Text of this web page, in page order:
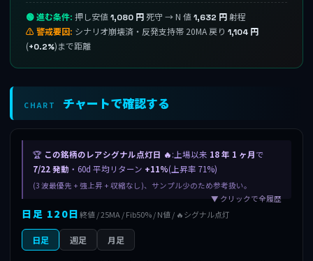
🟢 進む条件: 押し安値1,080 円 死守 → N 値1,632 円 射程
⚠ 警戒要因: シナリオ崩壊済・反発支持帯 20MA 戻り 1,104 円
(+0.2%)まで距離
CHART チャートで確認する
🏆 この銘柄のレアシグナル点灯日 🔥:上場以来 18 年 1 ヶ月で
7/22 発動 ・60d 平均リターン +11%(上昇率 71%)
(3 波最優先 + 強上昇 + 収縮なし)、サンプル少のため参考扱い。
▼ クリックで全履歴
日足 120日終値 / 25MA / Fib50% / N値 / 🔥シグナル点灯
日足 週足 月足